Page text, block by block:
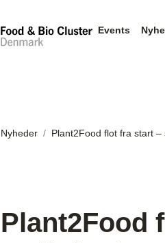
Events
Nyheder Plant2Food flot fra start
Plant2Food